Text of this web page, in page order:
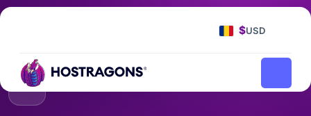
$USD
Analiză de pregătire și prezentare generală a căutării prin